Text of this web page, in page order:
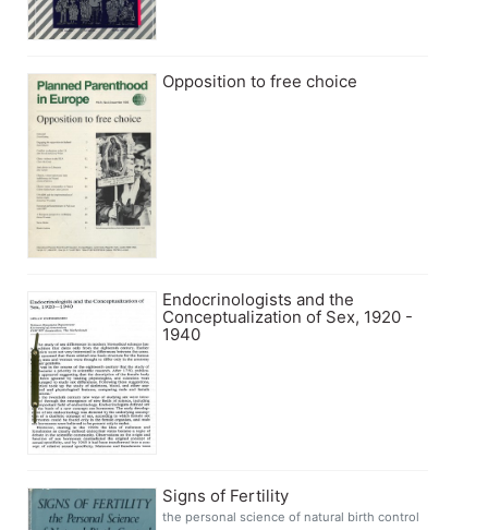
Opposition to free choice
Endocrinologists and the
Conceptualization of Sex, 1920 -
1940
Signs of Fertility
the personal science of natural birth control